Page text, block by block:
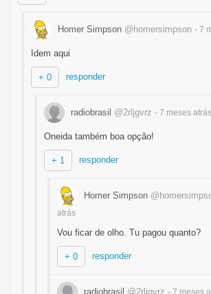
Homer Simpson @homersimpson - 7
Idem aqui
+ 0 responder
radiobrasil @2rljgvrz - 7 meses atrás
Oneida também boa opção!
+ 1 responder
Homer Simpson
atrás
Vou ficar de olho. Tu pagou quanto?
+ 0 responder
radiobrasil @2rljgvrz - 7 meses